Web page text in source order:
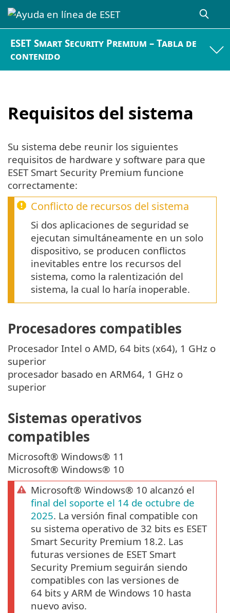
ESET Smart Security Premium – Tabla de
contenido
Requisitos del sistema
Su sistema debe reunir los siguientes
requisitos de hardware y software para que
ESET Smart Security Premium funcione
correctamente:
Conflicto de recursos del sistema
Si dos aplicaciones de seguridad se
ejecutan simultáneamente en un solo
dispositivo, se producen conflictos
inevitables entre los recursos del
sistema, como la ralentización del
sistema, la cual lo haría inoperable.
Procesadores compatibles
Procesador Intel o AMD, 64 bits (x64), 1 GHz o
superior
procesador basado en ARM64, 1 GHz o
superior
Sistemas operativos
compatibles
Microsoft® Windows® 11
Microsoft® Windows® 10
Microsoft® Windows® 10 alcanzó el
final del soporte el 14 de octubre de
2025. La versión final compatible con
su sistema operativo de 32 bits es ESET
Smart Security Premium 18.2. Las
futuras versiones de ESET Smart
Security Premium seguirán siendo
compatibles con las versiones de
64 bits y ARM de Windows 10 hasta
nuevo aviso.